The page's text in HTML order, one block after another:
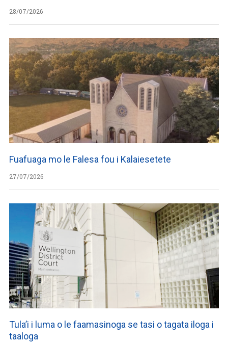
28/07/2026
Fuafuaga mo le Falesa fou i Kalaiesetete
27/07/2026
Tula’i i luma o le faamasinoga se tasi o tagata iloga i
taaloga